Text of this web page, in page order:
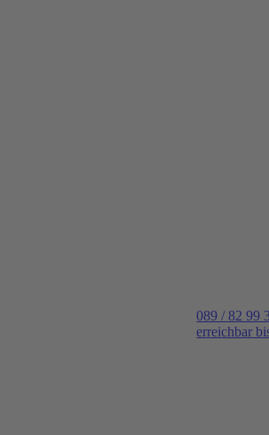
089 / 82 99
erreichbar